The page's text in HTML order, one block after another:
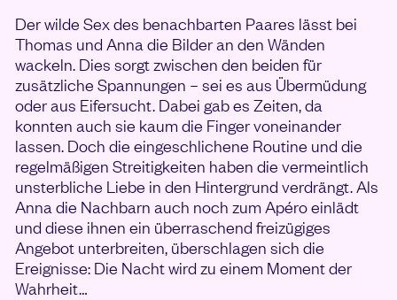
Der wilde Sex des benachbarten Paares lässt bei
Thomas und Anna die Bilder an den Wänden
wackeln. Dies sorgt zwischen den beiden für
zusätzliche Spannungen – sei es aus Übermüdung
oder aus Eifersucht. Dabei gab es Zeiten, da
konnten auch sie kaum die Finger voneinander
lassen. Doch die eingeschlichene Routine und die
regelmäßigen Streitigkeiten haben die vermeintlich
unsterbliche Liebe in den Hintergrund verdrängt. Als
Anna die Nachbarn auch noch zum Apéro einlädt
und diese ihnen ein überraschend freizügiges
Angebot unterbreiten, überschlagen sich die
Ereignisse: Die Nacht wird zu einem Moment der
Wahrheit…